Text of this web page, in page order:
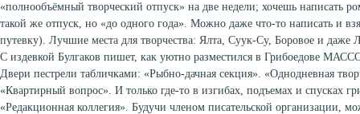
«полнообъёмный творческий отпуск» на две недели; хочешь написать
такой же отпуск, но «до одного года». Можно даже что-то написать и
путевку). Лучшие места для творчества: Ялта, Суук-Су, Боровое и
С издевкой Булгаков пишет, как уютно разместился в Грибоедове
Двери пестрели табличками: «Рыбно-дачная секция». «Однодневная
«Квартирный вопрос». И только где-то в изгибах, подъемах и спусках
«Редакционная коллегия». Будучи членом писательской организации,